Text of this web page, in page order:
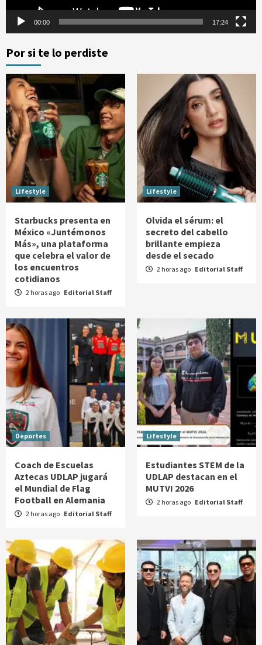
00:00 17:24
Por si te lo perdiste
Lifestyle
Starbucks presenta en
México «Juntémonos
Más», una plataforma
que celebra el valor de
los encuentros
cotidianos
2 horas ago Editorial Staff
Lifestyle
Olvida el sérum: el
secreto del cabello
brillante empieza
desde el secado
2 horas ago Editorial Staff
Deportes
Coach de Escuelas
Aztecas UDLAP jugará
el Mundial de Flag
Football en Alemania
2 horas ago Editorial Staff
Lifestyle
Estudiantes STEM de la
UDLAP destacan en el
MUTVI 2026
2 horas ago Editorial Staff